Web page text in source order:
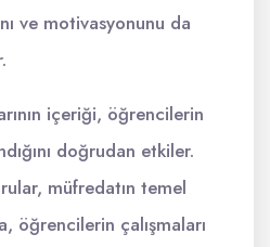
ve motivasyonunu da
içeriği, öğrencilerin
doğrudan etkiler.
müfredatın temel
öğrencilerin çalışmaları